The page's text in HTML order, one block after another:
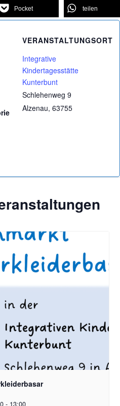
Pocket teilen
VERANSTALTUNGSORT
Integrative
Kindertagesstätte
Kunterbunt
Schlehenweg 9
Alzenau, 63755
- 13:00